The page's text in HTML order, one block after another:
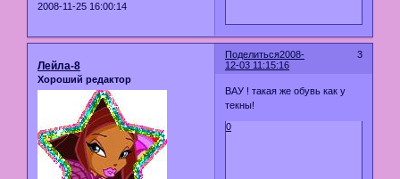
2008-11-25 16:00:14
Поделиться 3
2008-
12-03 11:15:16
Лейла-8
Хороший редактор
ВАУ ! такая же обувь как у
текны!
0